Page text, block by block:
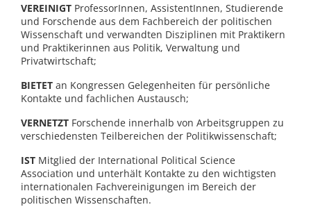
VEREINIGT ProfessorInnen, AssistentInnen, Studierende
und Forschende aus dem Fachbereich der politischen
Wissenschaft und verwandten Disziplinen mit Praktikern
und Praktikerinnen aus Politik, Verwaltung und
Privatwirtschaft;
BIETET an Kongressen Gelegenheiten für persönliche
Kontakte und fachlichen Austausch;
VERNETZT Forschende innerhalb von Arbeitsgruppen zu
verschiedensten Teilbereichen der Politikwissenschaft;
IST Mitglied der International Political Science
Association und unterhält Kontakte zu den wichtigsten
internationalen Fachvereinigungen im Bereich der
politischen Wissenschaften.